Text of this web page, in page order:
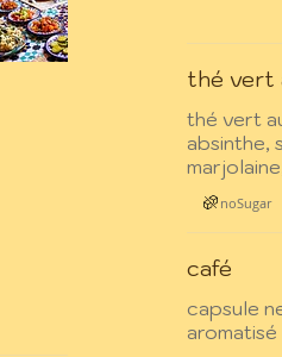
thé vert
thé vert
absinthe,
noSugar
café
capsule
aromatisé